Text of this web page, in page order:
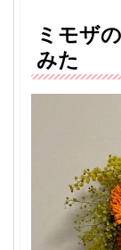
ミモザ
みた